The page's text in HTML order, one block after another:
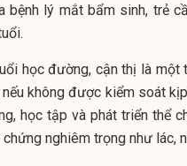
bệnh lý mắt bẩm sinh, trẻ
học đường, cận thị là một
không được kiểm soát
học tập và phát triển thể
nghiêm trọng như lác,